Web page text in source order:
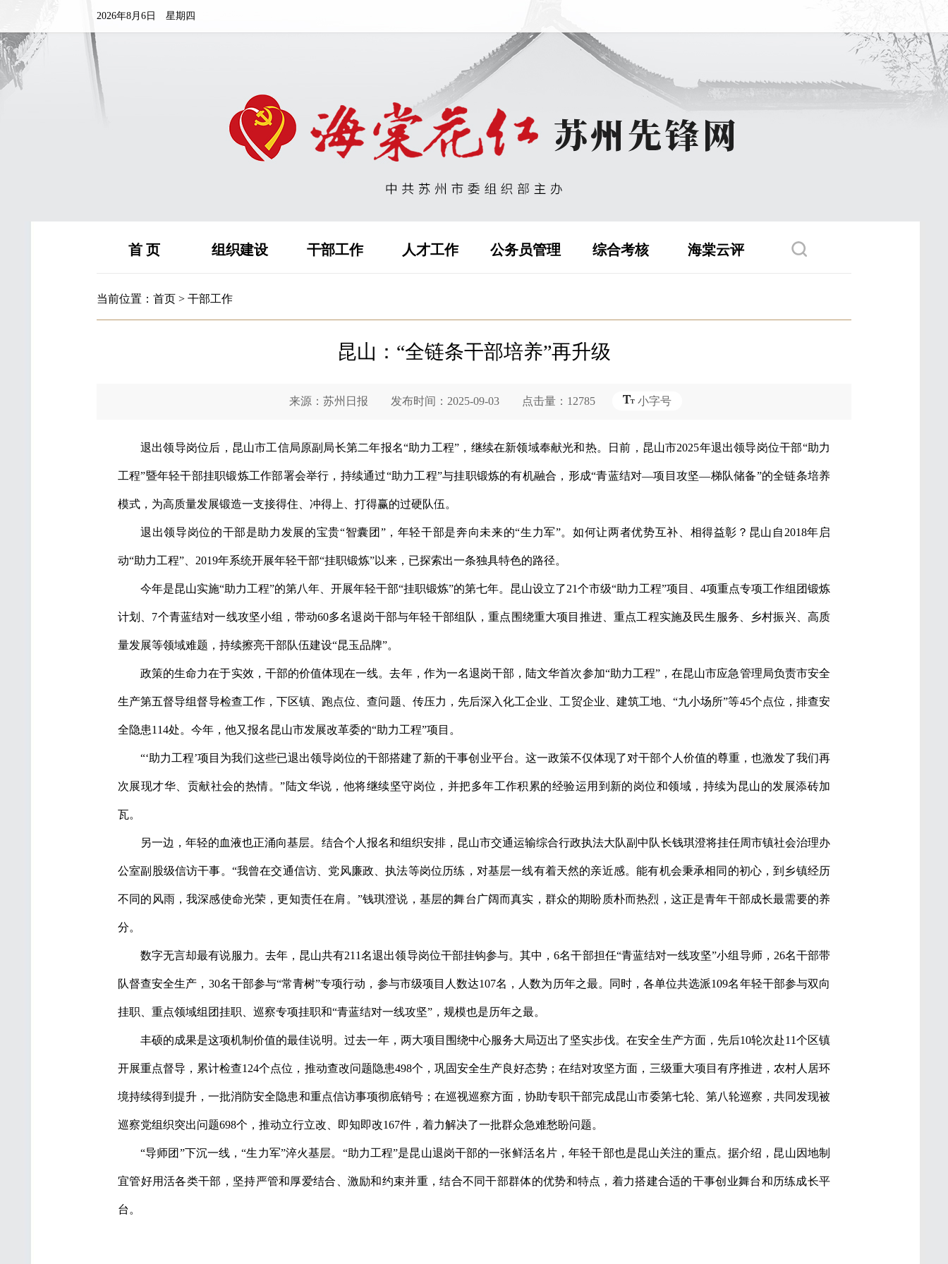
2026年8月6日 星期四
首 页 组织建设 干部工作 人才工作 公务员管理 综合考核 海棠云评
当前位置： 首页 > 干部工作
昆山：“全链条干部培养”再升级
来源：苏州日报 发布时间：2025-09-03 点击量：12785 小字号
退出领导岗位后，昆山市工信局原副局长第二年报名“助力工程”，继续在新领域奉献光和热。日前，昆山市2025年退出领导岗位干部“助力
工程”暨年轻干部挂职锻炼工作部署会举行，持续通过“助力工程”与挂职锻炼的有机融合，形成“青蓝结对—项目攻坚—梯队储备”的全链条培养
模式，为高质量发展锻造一支接得住、冲得上、打得赢的过硬队伍。
退出领导岗位的干部是助力发展的宝贵“智囊团”，年轻干部是奔向未来的“生力军”。如何让两者优势互补、相得益彰？昆山自2018年启
动“助力工程”、2019年系统开展年轻干部“挂职锻炼”以来，已探索出一条独具特色的路径。
今年是昆山实施“助力工程”的第八年、开展年轻干部“挂职锻炼”的第七年。昆山设立了21个市级“助力工程”项目、4项重点专项工作组团锻炼
计划、7个青蓝结对一线攻坚小组，带动60多名退岗干部与年轻干部组队，重点围绕重大项目推进、重点工程实施及民生服务、乡村振兴、高质
量发展等领域难题，持续擦亮干部队伍建设“昆玉品牌”。
政策的生命力在于实效，干部的价值体现在一线。去年，作为一名退岗干部，陆文华首次参加“助力工程”，在昆山市应急管理局负责市安全
生产第五督导组督导检查工作，下区镇、跑点位、查问题、传压力，先后深入化工企业、工贸企业、建筑工地、“九小场所”等45个点位，排查安
全隐患114处。今年，他又报名昆山市发展改革委的“助力工程”项目。
“‘助力工程’项目为我们这些已退出领导岗位的干部搭建了新的干事创业平台。这一政策不仅体现了对干部个人价值的尊重，也激发了我们再
次展现才华、贡献社会的热情。”陆文华说，他将继续坚守岗位，并把多年工作积累的经验运用到新的岗位和领域，持续为昆山的发展添砖加
瓦。
另一边，年轻的血液也正涌向基层。结合个人报名和组织安排，昆山市交通运输综合行政执法大队副中队长钱琪澄将挂任周市镇社会治理办
公室副股级信访干事。“我曾在交通信访、党风廉政、执法等岗位历练，对基层一线有着天然的亲近感。能有机会秉承相同的初心，到乡镇经历
不同的风雨，我深感使命光荣，更知责任在肩。”钱琪澄说，基层的舞台广阔而真实，群众的期盼质朴而热烈，这正是青年干部成长最需要的养
分。
数字无言却最有说服力。去年，昆山共有211名退出领导岗位干部挂钩参与。其中，6名干部担任“青蓝结对一线攻坚”小组导师，26名干部带
队督查安全生产，30名干部参与“常青树”专项行动，参与市级项目人数达107名，人数为历年之最。同时，各单位共选派109名年轻干部参与双向
挂职、重点领域组团挂职、巡察专项挂职和“青蓝结对一线攻坚”，规模也是历年之最。
丰硕的成果是这项机制价值的最佳说明。过去一年，两大项目围绕中心服务大局迈出了坚实步伐。在安全生产方面，先后10轮次赴11个区镇
开展重点督导，累计检查124个点位，推动查改问题隐患498个，巩固安全生产良好态势；在结对攻坚方面，三级重大项目有序推进，农村人居环
境持续得到提升，一批消防安全隐患和重点信访事项彻底销号；在巡视巡察方面，协助专职干部完成昆山市委第七轮、第八轮巡察，共同发现被
巡察党组织突出问题698个，推动立行立改、即知即改167件，着力解决了一批群众急难愁盼问题。
“导师团”下沉一线，“生力军”淬火基层。“助力工程”是昆山退岗干部的一张鲜活名片，年轻干部也是昆山关注的重点。据介绍，昆山因地制
宜管好用活各类干部，坚持严管和厚爱结合、激励和约束并重，结合不同干部群体的优势和特点，着力搭建合适的干事创业舞台和历练成长平
台。